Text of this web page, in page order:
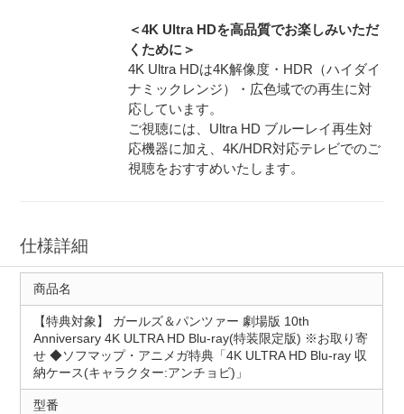
＜4K Ultra HDを高品質でお楽しみいただ
くために＞
4K Ultra HDは4K解像度・HDR（ハイダイ
ナミックレンジ）・広色域での再生に対
応しています。
ご視聴には、Ultra HD ブルーレイ再生対
応機器に加え、4K/HDR対応テレビでのご
視聴をおすすめいたします。
仕様詳細
商品名
【特典対象】 ガールズ＆パンツァー 劇場版 10th
Anniversary 4K ULTRA HD Blu-ray(特装限定版) ※お取り寄
せ ◆ソフマップ・アニメガ特典「4K ULTRA HD Blu-ray 収
納ケース(キャラクター:アンチョビ)」
型番